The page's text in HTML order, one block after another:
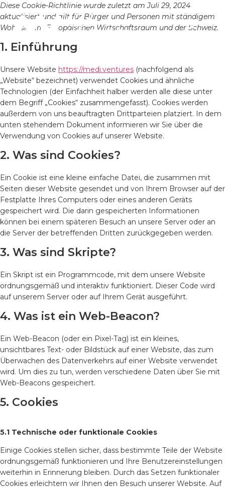
Diese Cookie-Richtlinie wurde zuletzt am Juli 29, 2024
aktualisiert und gilt für Bürger und Personen mit ständigem
Wohnsitz im Europäischen Wirtschaftsraum und der Schweiz.
1. Einführung
Unsere Website https://medi.ventures (nachfolgend als
„Website“ bezeichnet) verwendet Cookies und ähnliche
Technologien (der Einfachheit halber werden alle diese unter
dem Begriff „Cookies“ zusammengefasst). Cookies werden
außerdem von uns beauftragten Drittparteien platziert. In dem
unten stehendem Dokument informieren wir Sie über die
Verwendung von Cookies auf unserer Website.
2. Was sind Cookies?
Ein Cookie ist eine kleine einfache Datei, die zusammen mit
Seiten dieser Website gesendet und von Ihrem Browser auf der
Festplatte Ihres Computers oder eines anderen Geräts
gespeichert wird. Die darin gespeicherten Informationen
können bei einem späteren Besuch an unsere Server oder an
die Server der betreffenden Dritten zurückgegeben werden.
3. Was sind Skripte?
Ein Skript ist ein Programmcode, mit dem unsere Website
ordnungsgemäß und interaktiv funktioniert. Dieser Code wird
auf unserem Server oder auf Ihrem Gerät ausgeführt.
4. Was ist ein Web-Beacon?
Ein Web-Beacon (oder ein Pixel-Tag) ist ein kleines,
unsichtbares Text- oder Bildstück auf einer Website, das zum
Überwachen des Datenverkehrs auf einer Website verwendet
wird. Um dies zu tun, werden verschiedene Daten über Sie mit
Web-Beacons gespeichert.
5. Cookies
5.1 Technische oder funktionale Cookies
Einige Cookies stellen sicher, dass bestimmte Teile der Website
ordnungsgemäß funktionieren und Ihre Benutzereinstellungen
weiterhin in Erinnerung bleiben. Durch das Setzen funktionaler
Cookies erleichtern wir Ihnen den Besuch unserer Website. Auf